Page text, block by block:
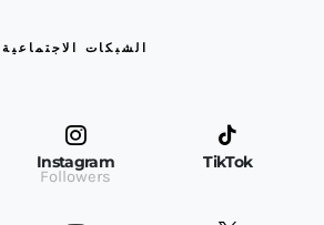
الشبكات الاجتماعية
TikTok
Instagram
Followers